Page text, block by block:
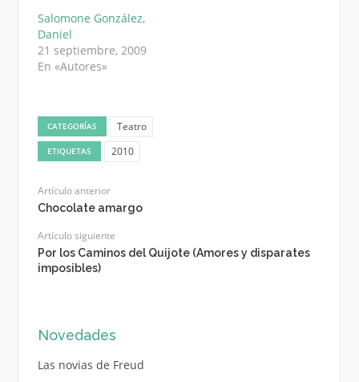
Salomone González,
Daniel
21 septiembre, 2009
En «Autores»
CATEGORÍAS Teatro
ETIQUETAS 2010
Artículo anterior
Chocolate amargo
Artículo siguiente
Por los Caminos del Quijote (Amores y disparates
imposibles)
Novedades
Las novias de Freud